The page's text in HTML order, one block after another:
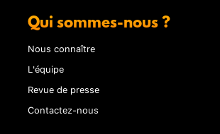
Qui sommes-nous ?
Nous connaître
L'équipe
Revue de presse
Contactez-nous